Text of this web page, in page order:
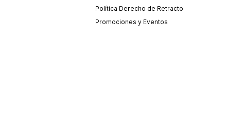
Política Derecho de Retracto
Promociones y Eventos